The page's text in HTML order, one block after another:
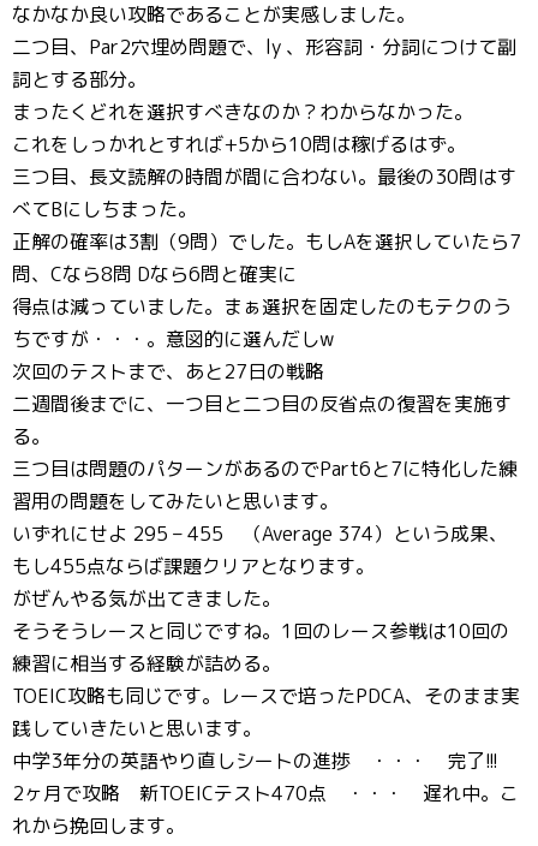
なかなか良い攻略であることが実感しました。
二つ目、Par2穴埋め問題で、ly 、形容詞・分詞につけて副
詞とする部分。
まったくどれを選択すべきなのか？わからなかった。
これをしっかれとすれば+5から10問は稼げるはず。
三つ目、長文読解の時間が間に合わない。最後の30問はす
べてBにしちまった。
正解の確率は3割（9問）でした。もしAを選択していたら7
問、Cなら8問 Dなら6問と確実に
得点は減っていました。まぁ選択を固定したのもテクのう
ちですが・・・。意図的に選んだしw
次回のテストまで、あと27日の戦略
二週間後までに、一つ目と二つ目の反省点の復習を実施す
る。
三つ目は問題のパターンがあるのでPart6と7に特化した練
習用の問題をしてみたいと思います。
いずれにせよ 295 – 455 （Average 374）という成果、
もし455点ならば課題クリアとなります。
がぜんやる気が出てきました。
そうそうレースと同じですね。1回のレース参戦は10回の
練習に相当する経験が詰める。
TOEIC攻略も同じです。レースで培ったPDCA、そのまま実
践していきたいと思います。
中学3年分の英語やり直しシートの進捗 ・・・ 完了!!!
2ヶ月で攻略 新TOEICテスト470点 ・・・ 遅れ中。こ
れから挽回します。